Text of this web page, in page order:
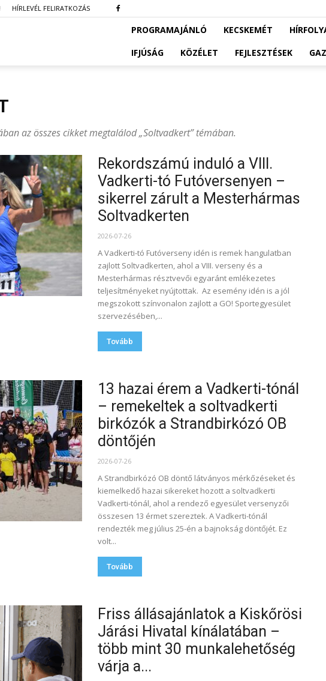
HÍRLEVÉL FELIRATKOZÁS
PROGRAMAJÁNLÓ KECSKEMÉT
IFJÚSÁG
KÖZÉLET FEJLESZTÉSEK
az összes cikket megtalálod „Soltvadkert” témában.
Rekordszámú induló a VIII.
Vadkerti-tó Futóversenyen –
sikerrel zárult a Mesterhármas
Soltvadkerten
2026-07-26
A Vadkerti-tó Futóverseny idén is remek hangulatban
zajlott Soltvadkerten, ahol a VIII. verseny és a
Mesterhármas résztvevői egyaránt emlékezetes
teljesítményeket nyújtottak. Az esemény idén is a jól
megszokott színvonalon zajlott a GO! Sportegyesület
szervezésében,...
Tovább
13 hazai érem a Vadkerti-tónál
– remekeltek a soltvadkerti
birkózók a Strandbirkózó OB
döntőjén
2026-07-26
A Strandbirkózó OB döntő látványos mérkőzéseket és
kiemelkedő hazai sikereket hozott a soltvadkerti
Vadkerti-tónál, ahol a rendező egyesület versenyzői
összesen 13 érmet szereztek. A Vadkerti-tónál
rendezték meg július 25-én a bajnokság döntőjét. Ez
volt...
Tovább
Friss állásajánlatok a Kiskőrösi
Járási Hivatal kínálatában –
több mint 30 munkalehetőség
várja a...